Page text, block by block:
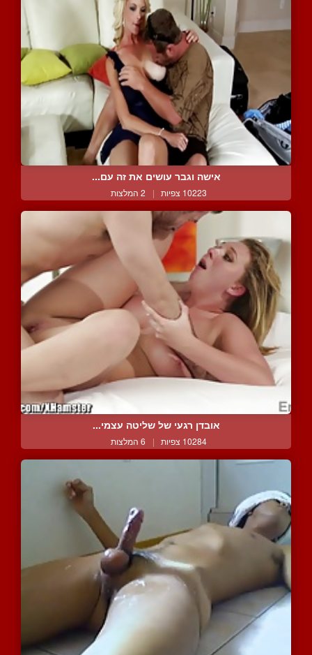
אישה וגבר עושים את זה עם...
10223 צפיות | 2 המלצות
אובדן רגעי של שליטה עצמי...
10284 צפיות | 6 המלצות